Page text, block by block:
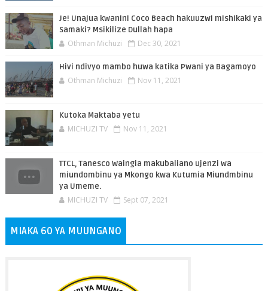
Je! Unajua kwanini Coco Beach hakuuzwi mishikaki ya
Samaki? Msikilize Dullah hapa
Othman Michuzi Dec 30, 2021
Hivi ndivyo mambo huwa katika Pwani ya Bagamoyo
Othman Michuzi Nov 11, 2021
Kutoka Maktaba yetu
MICHUZI TV Nov 11, 2021
TTCL, Tanesco Waingia makubaliano ujenzi wa
miundombinu ya Mkongo kwa Kutumia Miundmbinu
ya Umeme.
MICHUZI TV Sept 07, 2021
MIAKA 60 YA MUUNGANO